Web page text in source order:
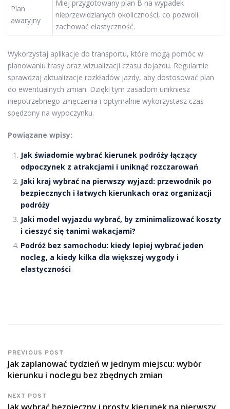
Plan
awaryjny
Miej przygotowany plan B na wypadek
nieprzewidzianych okoliczności, co pozwoli
zachować elastyczność.
Wykorzystaj aplikacje do transportu, które mogą pomóc w
planowaniu trasy oraz wizualizacji czasu dojazdu. Regularnie
sprawdzaj aktualizacje rozkładów jazdy, aby dostosować plan
do ewentualnych zmian. Dzięki tym zasadom unikniesz
niepotrzebnego zmęczenia i optymalnie wykorzystasz czas
spędzony na wypoczynku.
Powiązane wpisy:
Jak świadomie wybrać kierunek podróży łączący
odpoczynek z atrakcjami i uniknąć rozczarowań
Jaki kraj wybrać na pierwszy wyjazd: przewodnik po
bezpiecznych i łatwych kierunkach oraz organizacji
podróży
Jaki model wyjazdu wybrać, by zminimalizować koszty
i cieszyć się tanimi wakacjami?
Podróż bez samochodu: kiedy lepiej wybrać jeden
nocleg, a kiedy kilka dla większej wygody i
elastyczności
PREVIOUS POST
Jak zaplanować tydzień w jednym miejscu: wybór
kierunku i noclegu bez zbędnych zmian
NEXT POST